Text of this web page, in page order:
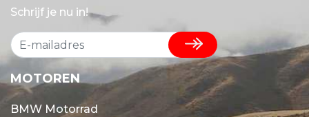
Schrijf je nu in!
MOTOREN
BMW Motorrad